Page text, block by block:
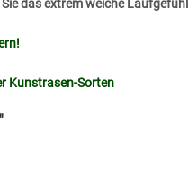
das extrem weiche
Kunstrasen-Sorten